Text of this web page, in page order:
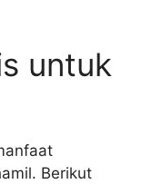
untuk
Berikut